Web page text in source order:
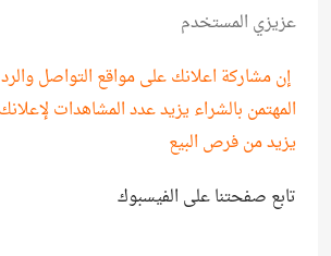
عزيزي المستخدم
إن مشاركة اعلانك على مواقع التواصل
المهتمن بالشراء يزيد عدد المشاهدات
يزيد من فرص البيع
تابع صفحتنا على الفيسبوك